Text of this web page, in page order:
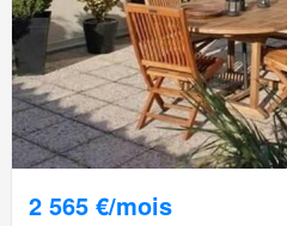
2 565 €/mois